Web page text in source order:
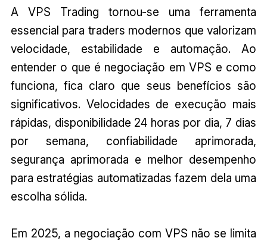
A VPS Trading tornou-se uma ferramenta
essencial para traders modernos que valorizam
velocidade, estabilidade e automação. Ao
entender o que é negociação em VPS e como
funciona, fica claro que seus benefícios são
significativos. Velocidades de execução mais
rápidas, disponibilidade 24 horas por dia, 7 dias
por semana, confiabilidade aprimorada,
segurança aprimorada e melhor desempenho
para estratégias automatizadas fazem dela uma
escolha sólida.
Em 2025, a negociação com VPS não se limita